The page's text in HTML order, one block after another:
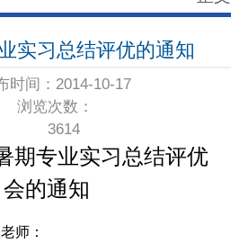
实习总结评优的通知
时间：2014-10-17
浏览次数：
3614
期专业实习总结评优
会的通知
师：